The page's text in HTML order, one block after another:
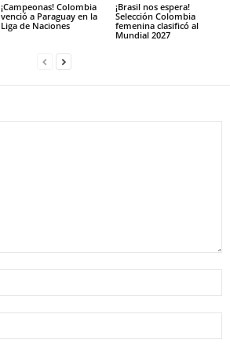
¡Campeonas! Colombia
venció a Paraguay en la
Liga de Naciones
¡Brasil nos espera!
Selección Colombia
femenina clasificó al
Mundial 2027